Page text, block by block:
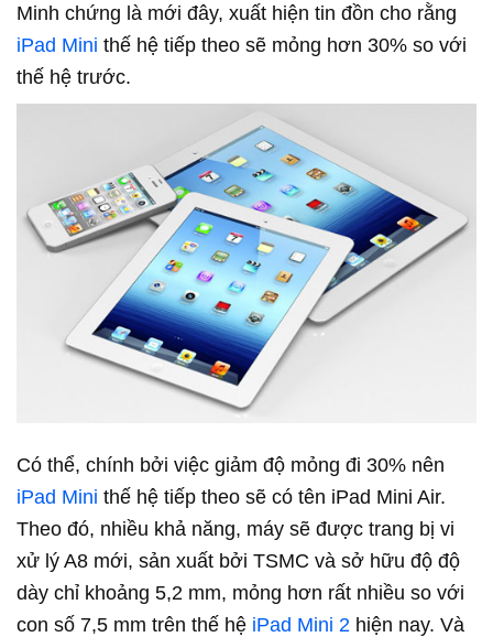
Minh chứng là mới đây, xuất hiện tin đồn cho rằng
iPad Mini thế hệ tiếp theo sẽ mỏng hơn 30% so với
thế hệ trước.
Có thể, chính bởi việc giảm độ mỏng đi 30% nên
iPad Mini thế hệ tiếp theo sẽ có tên iPad Mini Air.
Theo đó, nhiều khả năng, máy sẽ được trang bị vi
xử lý A8 mới, sản xuất bởi TSMC và sở hữu độ độ
dày chỉ khoảng 5,2 mm, mỏng hơn rất nhiều so với
con số 7,5 mm trên thế hệ iPad Mini 2 hiện nay. Và